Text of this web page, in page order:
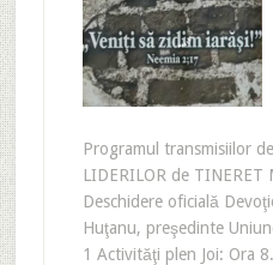
Programul transmisiilor
LIDERILOR de
Deschidere oficială
Huţanu, preşedinte
1 Activităţi plen Joi: Ora